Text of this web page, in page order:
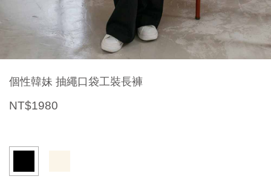
個性韓妹 抽繩口袋工裝長褲
NT$1980